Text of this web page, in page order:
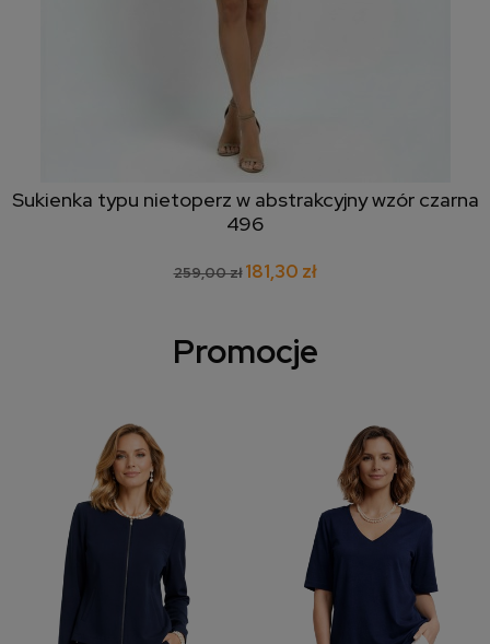
Sukienka typu nietoperz w abstrakcyjny wzór czarna
496
259,00 zł 181,30 zł
Promocje